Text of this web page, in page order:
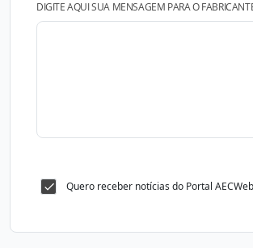
DIGITE AQUI SUA MENSAGEM PARA O
Quero receber notícias do Portal AECWeb